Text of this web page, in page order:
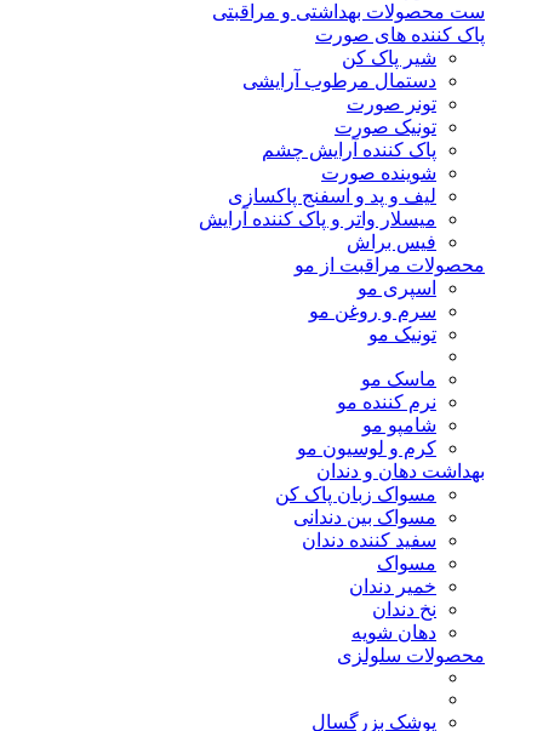
ست محصولات بهداشتی و مراقبتی
پاک کننده های صورت
شیر پاک کن
دستمال مرطوب آرایشی
تونر صورت
تونیک صورت
پاک کننده آرایش چشم
شوینده صورت
لیف و پد و اسفنج پاکسازی
میسلار واتر و پاک کننده آرایش
فیس براش
محصولات مراقبت از مو
اسپری مو
سرم و روغن مو
تونیک مو
ماسک مو
نرم کننده مو
شامپو مو
کرم و لوسیون مو
بهداشت دهان و دندان
مسواک زبان پاک کن
مسواک بین دندانی
سفید کننده دندان
مسواک
خمیر دندان
نخ دندان
دهان شویه
محصولات سلولزی
پوشک بزرگسال